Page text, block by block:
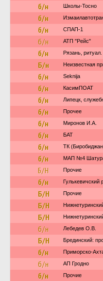
б/н Школы-Тосно
б/н
б/н СПАП-1
б/н АТП "Рейс"
б/н Рязань, ритуал.
Б/н Неизвестная
б/н Seknija
б/н КасимПОАТ
б/н Липецк,
б/н Прочее
б/н Миронов И.А.
б/н БАТ
б/н ТК
б/н МАП №4
Б/Н Прочие
б/н Гулькевичский
Б/Н Прочие
Б/Н
Б/Н
б/н Лебедев О.В.
Б/Н Брединский:
б/н Приморско-
б/н АП Гродно
б/н Прочие